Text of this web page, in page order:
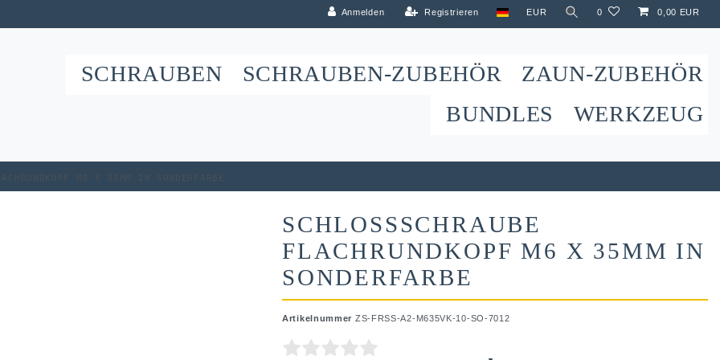
Anmelden Registrieren EUR 0 0,00 EUR
SCHRAUBEN SCHRAUBEN-ZUBEHÖR
ZAUN-ZUBEHÖR
BUNDLES
WERKZEUG
M6 x 35mm in Sonderfarbe
SCHLOSSSCHRAUBE
FLACHRUNDKOPF M6 X 35MM IN
SONDERFARBE
Artikelnummer ZS-FRSS-A2-M635VK-10-SO-7012